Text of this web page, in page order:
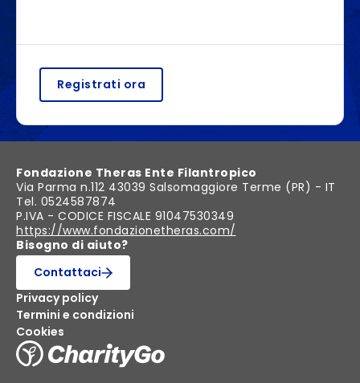
Registrati ora
Fondazione Theras Ente Filantropico
Via Parma n.112 43039 Salsomaggiore Terme (PR) - IT
Tel. 0524587874
P.IVA - CODICE FISCALE 91047530349
https://www.fondazionetheras.com/
Bisogno di aiuto?
Contattaci
Privacy policy
Termini e condizioni
Cookies